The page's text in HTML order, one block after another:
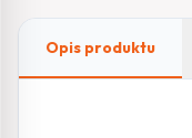
Opis produktu